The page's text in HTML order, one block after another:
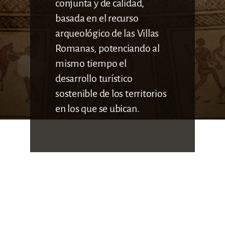
conjunta y de calidad,
basada en el recurso
arqueológico de las Villas
Romanas, potenciando al
mismo tiempo el
desarrollo turístico
sostenible de los territorios
en los que se ubican.